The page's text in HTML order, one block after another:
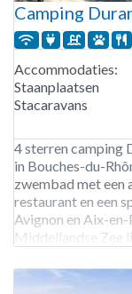
Camping
Accommodaties:
Staanplaatsen
Stacaravans
4 sterren camping
in Bouches-du-
zwembad met een
restaurant en een
Avignon en Aix-
Middellandse Zee